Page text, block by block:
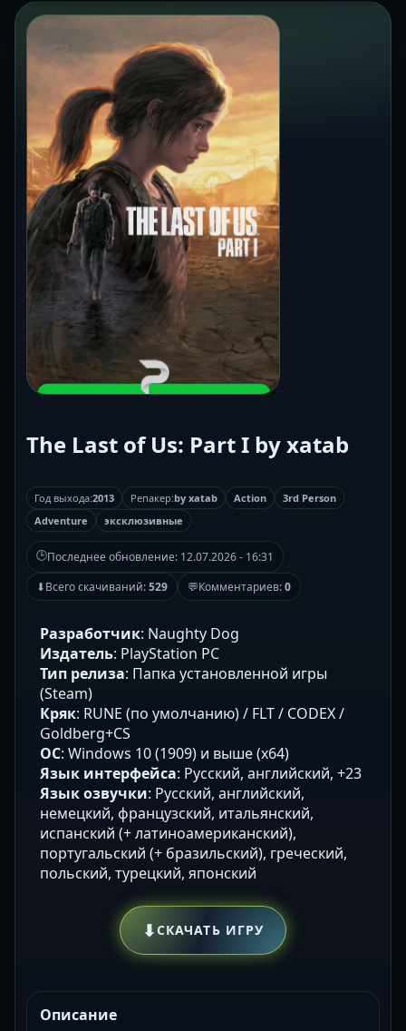
The Last of Us: Part I by xatab
Год выхода:2013 Репакер:by xatab Action
3rd Person
Adventure
эксклюзивные
🕒Последнее обновление: 12.07.2026 - 16:31
⬇Всего скачиваний:529 💬Комментариев:0
Разработчик: Naughty Dog
Издатель: PlayStation PC
Тип релиза: Папка установленной игры
(Steam)
Кряк: RUNE (по умолчанию) / FLT / CODEX /
Goldberg+CS
ОС: Windows 10 (1909) и выше (х64)
Язык интерфейса: Русский, английский, +23
Язык озвучки: Русский, английский,
немецкий, французский, итальянский,
испанский (+ латиноамериканский),
португальский (+ бразильский), греческий,
польский, турецкий, японский
⬇СКАЧАТЬ ИГРУ
Описание